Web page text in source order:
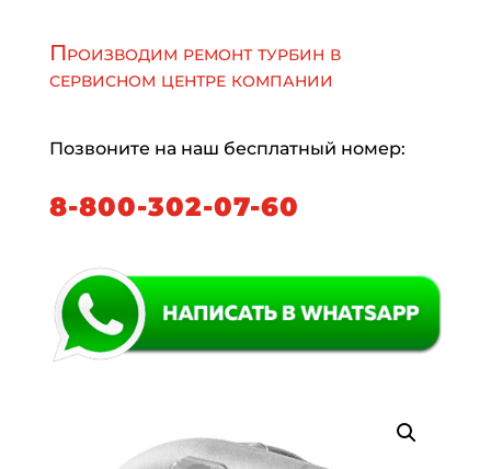
Производим ремонт турбин в
сервисном центре компании
Позвоните на наш бесплатный номер:
8-800-302-07-60